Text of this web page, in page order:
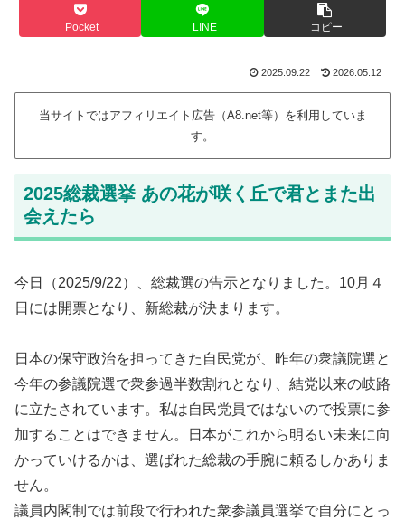
Pocket LINE コピー
2025.09.22 2026.05.12
当サイトではアフィリエイト広告（A8.net等）を利用していま
す。
2025総裁選挙 あの花が咲く丘で君とまた出
会えたら
今日（2025/9/22）、総裁選の告示となりました。10月４
日には開票となり、新総裁が決まります。
日本の保守政治を担ってきた自民党が、昨年の衆議院選と
今年の参議院選で衆参過半数割れとなり、結党以来の岐路
に立たされています。私は自民党員ではないので投票に参
加することはできません。日本がこれから明るい未来に向
かっていけるかは、選ばれた総裁の手腕に頼るしかありま
せん。
議員内閣制では前段で行われた衆参議員選挙で自分にとっ